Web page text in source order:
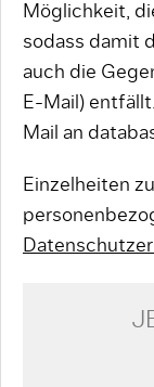
Möglichkeit,
sodass damit
auch die
E-Mail)
Mail an
Einzelheiten